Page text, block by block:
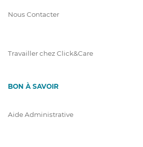
Nous Contacter
Travailler chez Click&Care
BON À SAVOIR
Aide Administrative